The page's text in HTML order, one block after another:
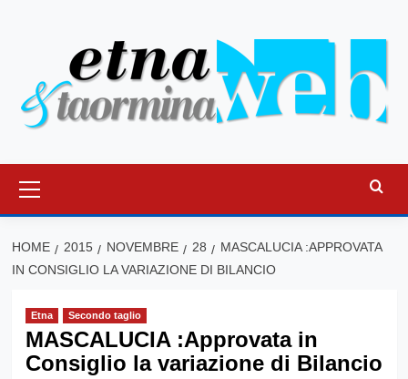
principale
HOME 2015 NOVEMBRE 28
MASCALUCIA :APPROVATA
IN CONSIGLIO LA VARIAZIONE DI BILANCIO
Etna Secondo taglio
MASCALUCIA :Approvata in
Consiglio la variazione di Bilancio